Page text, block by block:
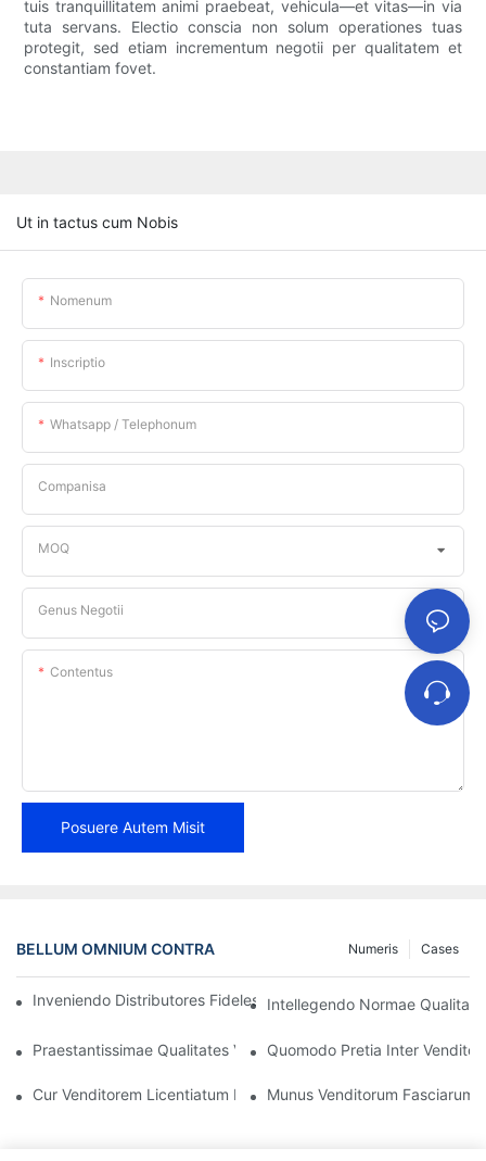
tuis tranquillitatem animi praebeat, vehicula—et vitas—in via
tuta servans. Electio conscia non solum operationes tuas
protegit, sed etiam incrementum negotii per qualitatem et
constantiam fovet.
Ut in tactus cum Nobis
Nomenum
Inscriptio
Whatsapp / Telephonum
Companisa
MOQ
Genus Negotii
Contentus
Posuere Autem Misit
BELLUM OMNIUM CONTRA Cases
Numeris
Inveniendo Distributores Fideles Fasciarum Freni pro Negotio
Intellegendo Normae
Praestantissimae Qualitates Venditoris Fideli Plagularum Freni
Quomodo Pretia Inter
Cur Venditorem Licentiatum Fasciarum Freni Eligere Debeas
Munus Venditorum Fasciarum